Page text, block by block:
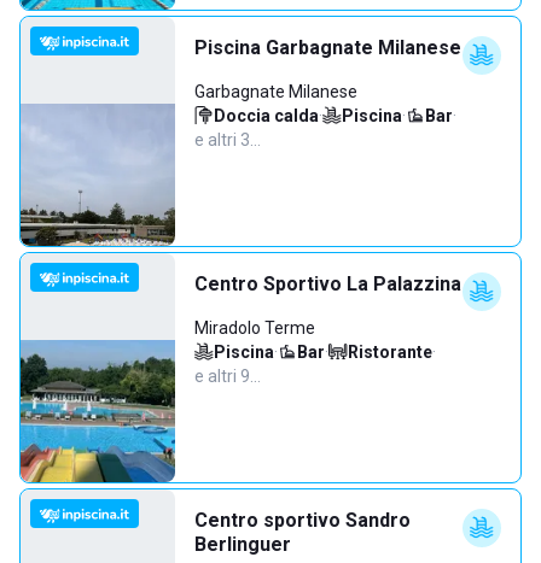
Piscina Garbagnate Milanese
Garbagnate Milanese
Doccia calda· Piscina· Bar·
e altri 3…
Centro Sportivo La Palazzina
Miradolo Terme
Piscina· Bar· Ristorante·
e altri 9…
Centro sportivo Sandro
Berlinguer